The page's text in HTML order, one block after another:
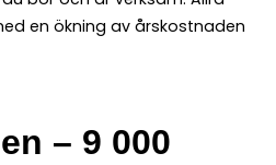
en ökning av årskostnaden
– 9 000